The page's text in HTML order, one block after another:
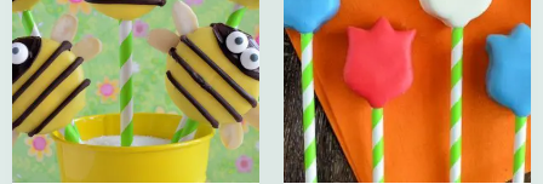
oreo
pops
tulpen
pops